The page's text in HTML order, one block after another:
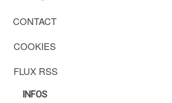
CONTACT
COOKIES
FLUX RSS
INFOS